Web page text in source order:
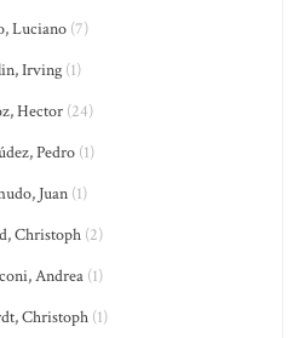
Luciano(7)
Irving (1)
Hector (24)
Pedro (1)
Juan(1)
Christoph(2)
Andrea(1)
Christoph (1)